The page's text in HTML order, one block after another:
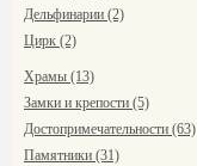
Дельфинарии (2)
Цирк (2)
Храмы (13)
Замки и крепости (5)
Достопримечательности (63)
Памятники (31)